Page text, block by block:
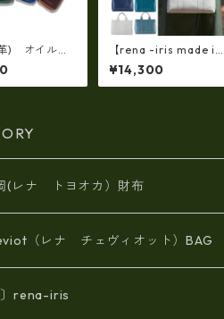
) オイルコ
製 スマート
ケース 日本
【rena -iris made in
japan】【日本製】軽
量☆牛革製品・ヌメ革
製(艶光沢調）・手提
¥14,300
(レナ トヨオカ）財布
（レナ チェヴィオット）BAG
〕rena-iris